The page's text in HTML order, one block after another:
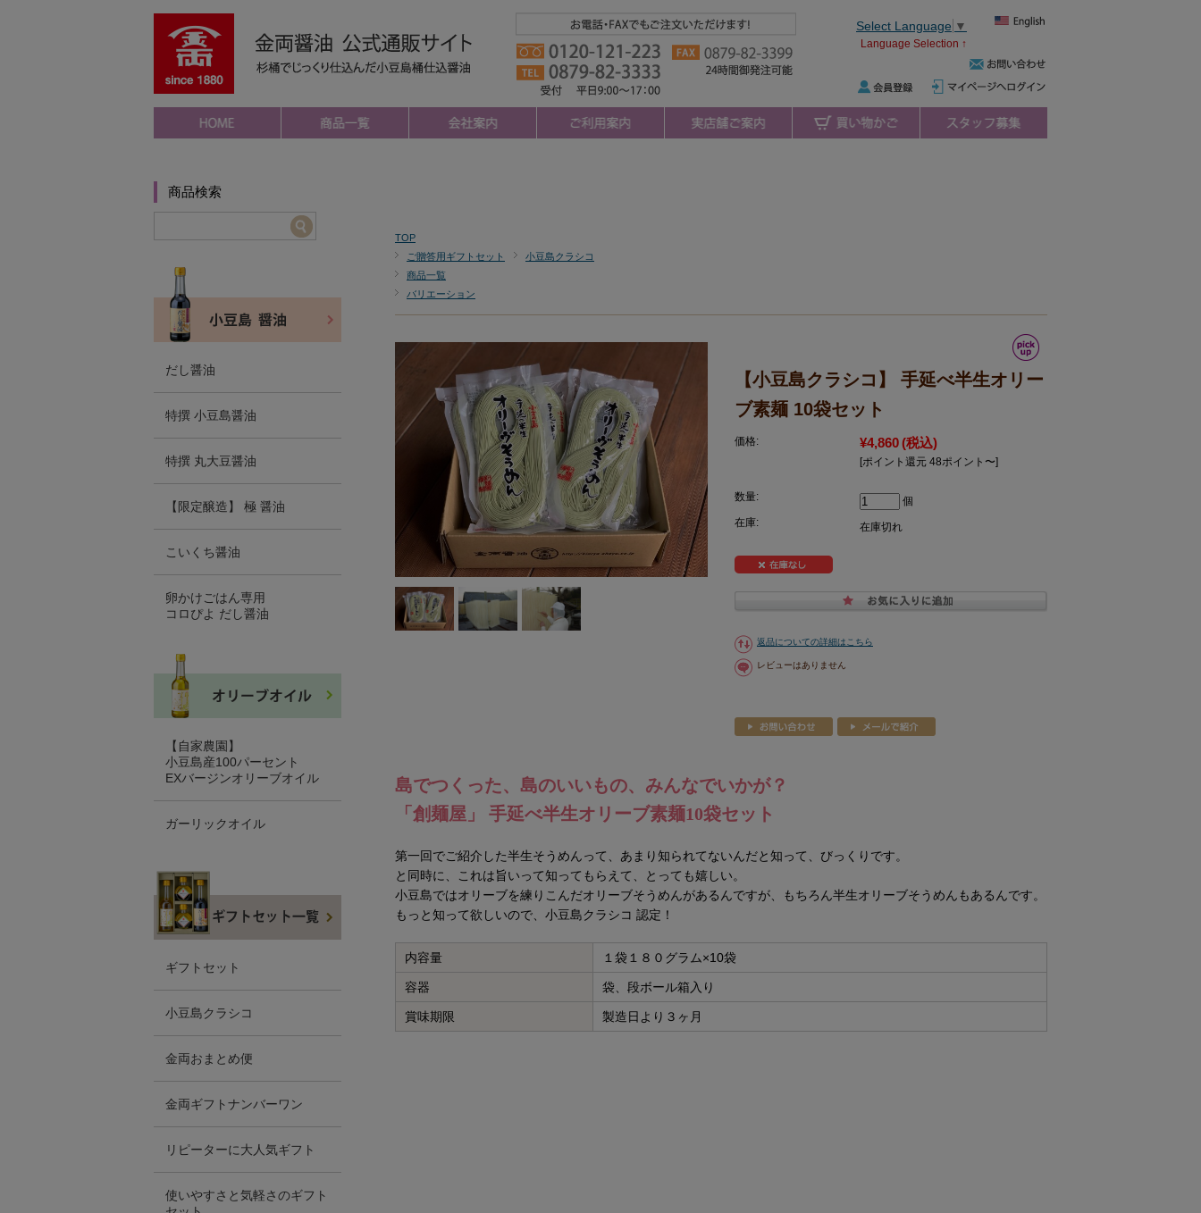
Select Language ▼
Language Selection ↑
TOP
ご贈答用ギフトセット
小豆島クラシコ
商品一覧
バリエーション
【小豆島クラシコ】 手延べ半生オリー
ブ素麺 10袋セット
価格: ¥4,860(税込)
[ポイント還元 48ポイント〜]
数量:
個
在庫:
在庫切れ
返品についての詳細はこちら
レビューはありません
島でつくった、島のいいもの、みんなでいかが？
「創麺屋」 手延べ半生オリーブ素麺10袋セット
第一回でご紹介した半生そうめんって、あまり知られてないんだと知って、びっくりです。
と同時に、これは旨いって知ってもらえて、とっても嬉しい。
小豆島ではオリーブを練りこんだオリーブそうめんがあるんですが、もちろん半生オリーブそうめんもあるんです。
もっと知って欲しいので、小豆島クラシコ 認定！
内容量 １袋１８０グラム×10袋
容器 袋、段ボール箱入り
賞味期限 製造日より３ヶ月
商品検索
だし醤油
特撰 小豆島醤油
特撰 丸大豆醤油
【限定醸造】 極 醤油
こいくち醤油
卵かけごはん専用
コロぴよ だし醤油
【自家農園】
小豆島産100パーセント
EXバージンオリーブオイル
ガーリックオイル
ギフトセット
小豆島クラシコ
金両おまとめ便
金両ギフトナンバーワン
リピーターに大人気ギフト
使いやすさと気軽さのギフト